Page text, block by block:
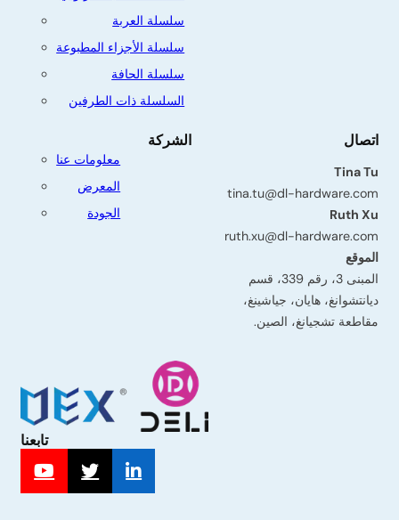
سلسلة العربة
سلسلة الأجزاء المطبوعة
سلسلة الحافة
السلسلة ذات الطرفين
الشركة
معلومات عنا
المعرض
الجودة
اتصال
Tina Tu
tina.tu@dl-hardware.com
Ruth Xu
ruth.xu@dl-hardware.com
الموقع
المبنى 3، رقم 339، قسم
ديانتشوانغ، هايان، جياشينغ،
مقاطعة تشجيانغ، الصين.
تابعنا